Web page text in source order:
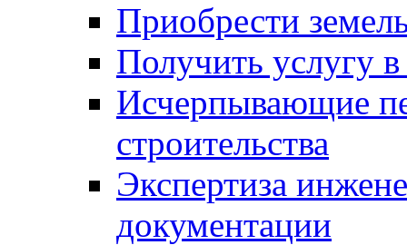
Приобрести
Получить услугу в
Исчерпывающие
строительства
Экспертиза
документации